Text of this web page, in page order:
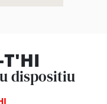
T'HI
dispositiu